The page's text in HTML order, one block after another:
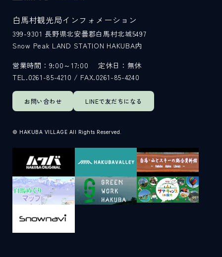
お問い合わせ LINEで友だちになる
白馬村観光局インフォメーション
399-9301 長野県北安曇郡白馬村北城5497
Snow Peak LAND STATION HAKUBA内
営業時間：9:00～17:00
定休日：無休
TEL.0261-85-4210 / FAX.0261-85-4240
© HAKUBA VILLAGE All Rights Reserved.